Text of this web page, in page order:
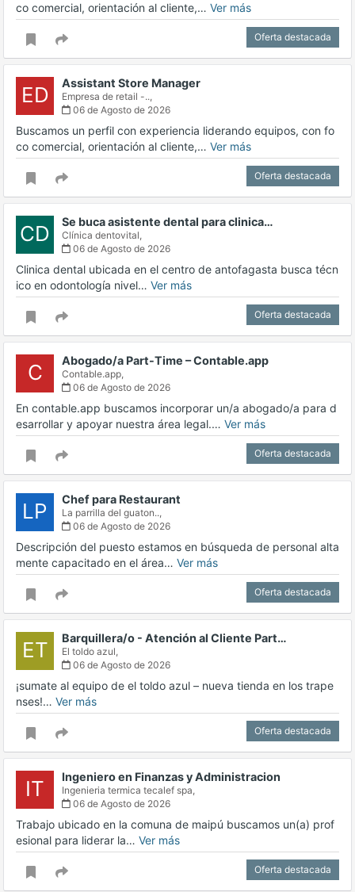
co comercial, orientación al cliente,… Ver más
Oferta destacada
ED Assistant Store Manager
Empresa de retail -..,
06 de Agosto de 2026
Buscamos un perfil con experiencia liderando equipos, con fo
co comercial, orientación al cliente,… Ver más
Oferta destacada
CD Se buca asistente dental para clinica…
Clínica dentovital,
06 de Agosto de 2026
Clinica dental ubicada en el centro de antofagasta busca técn
ico en odontología nivel… Ver más
Oferta destacada
C Abogado/a Part-Time – Contable.app
Contable.app,
06 de Agosto de 2026
En contable.app buscamos incorporar un/a abogado/a para d
esarrollar y apoyar nuestra área legal.… Ver más
Oferta destacada
LP Chef para Restaurant
La parrilla del guaton..,
06 de Agosto de 2026
Descripción del puesto estamos en búsqueda de personal alta
mente capacitado en el área… Ver más
Oferta destacada
ET Barquillera/o - Atención al Cliente Part…
El toldo azul,
06 de Agosto de 2026
¡sumate al equipo de el toldo azul – nueva tienda en los trape
nses!… Ver más
Oferta destacada
IT Ingeniero en Finanzas y Administracion
Ingenieria termica tecalef spa,
06 de Agosto de 2026
Trabajo ubicado en la comuna de maipú buscamos un(a) prof
esional para liderar la… Ver más
Oferta destacada